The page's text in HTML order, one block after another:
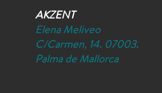
AKZENT
Elena Meliveo
C/Carmen, 14. 07003.
Palma de Mallorca